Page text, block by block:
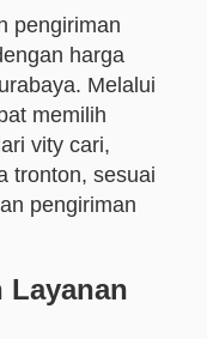
pengiriman
harga
Melalui
memilih
vity cari,
tronton, sesuai
pengiriman
Layanan